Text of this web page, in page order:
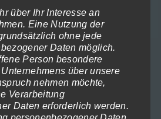
über Ihr Interesse an
Eine Nutzung der
ohne jede
Daten möglich.
Person besondere
über unsere
nehmen möchte,
Verarbeitung
Daten erforderlich werden.